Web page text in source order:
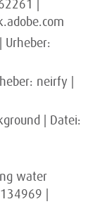
|
neirfy |
| Datei:
water
|